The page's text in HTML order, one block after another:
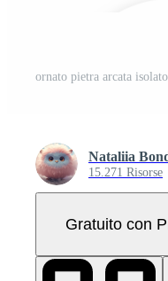
ornato pietra arcata
Nataliia
15.271 Risorse
Gratuito con